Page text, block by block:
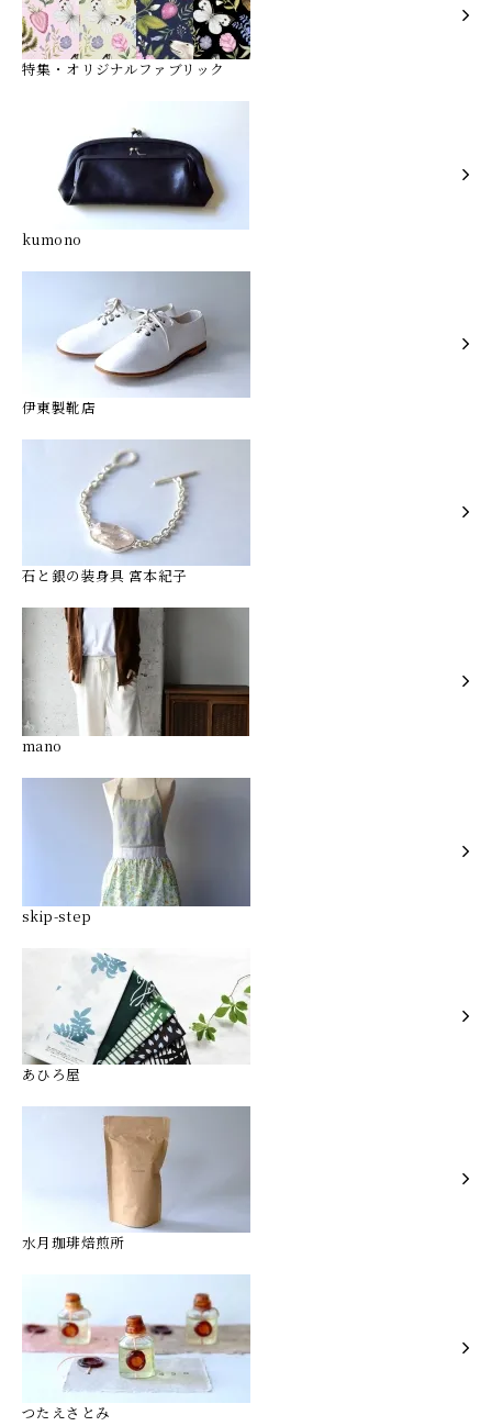
特集・オリジナルファブリック
kumono
伊東製靴店
石と銀の装身具 宮本紀子
mano
skip-step
あひろ屋
水月珈琲焙煎所
つたえさとみ